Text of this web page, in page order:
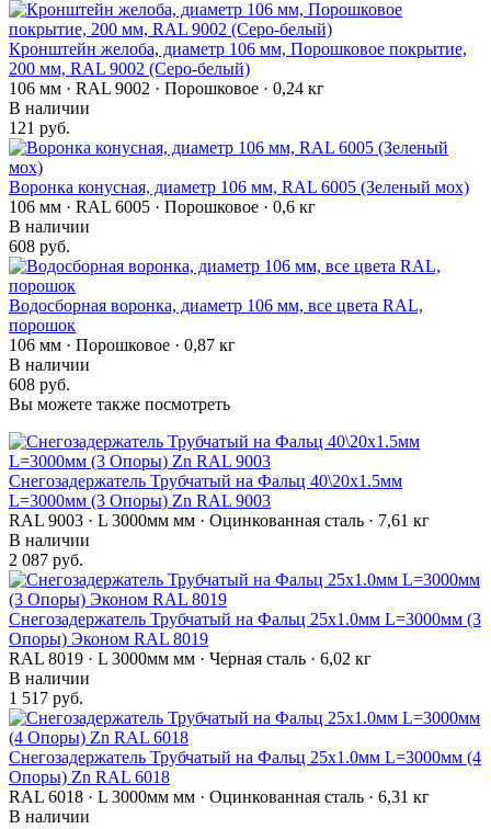
Кронштейн желоба, диаметр 106 мм, Порошковое покрытие,
200 мм, RAL 9002 (Серо-белый)
106 мм · RAL 9002 · Порошковое · 0,24 кг
В наличии
121 руб.
Воронка конусная, диаметр 106 мм, RAL 6005 (Зеленый мох)
106 мм · RAL 6005 · Порошковое · 0,6 кг
В наличии
608 руб.
Водосборная воронка, диаметр 106 мм, все цвета RAL,
порошок
106 мм · Порошковое · 0,87 кг
В наличии
608 руб.
Вы можете также посмотреть
Снегозадержатель Трубчатый на Фальц 40\20х1.5мм
L=3000мм (3 Опоры) Zn RAL 9003
RAL 9003 · L 3000мм мм · Оцинкованная сталь · 7,61 кг
В наличии
2 087 руб.
Снегозадержатель Трубчатый на Фальц 25х1.0мм L=3000мм (3
Опоры) Эконом RAL 8019
RAL 8019 · L 3000мм мм · Черная сталь · 6,02 кг
В наличии
1 517 руб.
Снегозадержатель Трубчатый на Фальц 25х1.0мм L=3000мм (4
Опоры) Zn RAL 6018
RAL 6018 · L 3000мм мм · Оцинкованная сталь · 6,31 кг
В наличии